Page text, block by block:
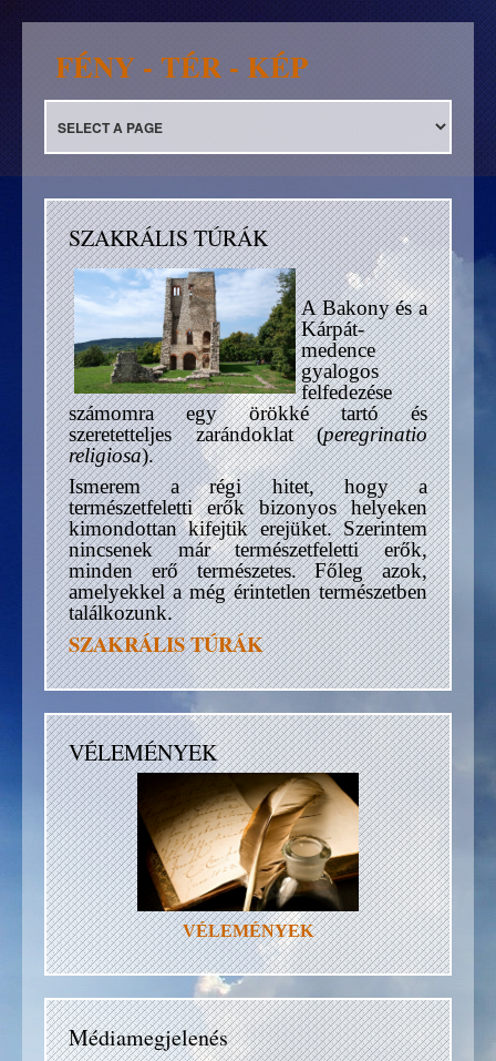
FÉNY - TÉR - KÉP
SZAKRÁLIS TÚRÁK
A Bakony és a
Kárpát-
medence
gyalogos
felfedezése
számomra egy örökké tartó és
szeretetteljes zarándoklat (peregrinatio
religiosa).
Ismerem a régi hitet, hogy a
természetfeletti erők bizonyos helyeken
kimondottan kifejtik erejüket. Szerintem
nincsenek már természetfeletti erők,
minden erő természetes. Főleg azok,
amelyekkel a még érintetlen természetben
találkozunk.
SZAKRÁLIS TÚRÁK
VÉLEMÉNYEK
VÉLEMÉNYEK
Médiamegjelenés